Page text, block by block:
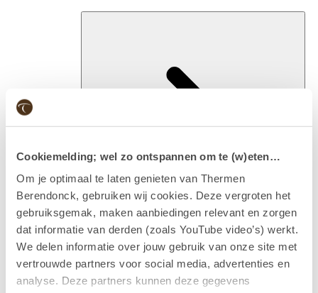
Cookiemelding; wel zo ontspannen om te (w)eten…
Om je optimaal te laten genieten van Thermen
Berendonck, gebruiken wij cookies. Deze vergroten het
gebruiksgemak, maken aanbiedingen relevant en zorgen
dat informatie van derden (zoals YouTube video’s) werkt.
We delen informatie over jouw gebruik van onze site met
vertrouwde partners voor social media, advertenties en
analyse. Deze partners kunnen deze gegevens
Besuchen
Eintritt & Arrangements